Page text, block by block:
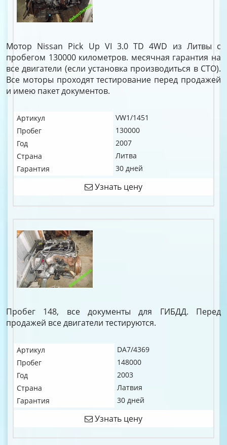
Мотор Nissan Pick Up VI 3.0 TD 4WD из Литвы с
пробегом 130000 километров. месячная гарантия на
все двигатели (если установка производиться в СТО).
Все моторы проходят тестирование перед продажей
и имею пакет документов.
Артикул
VW1/1451
Пробег
130000
Год
2007
Страна
Литва
Гарантия
30 дней
Узнать цену
Пробег 148, все документы для ГИБДД. Перед
продажей все двигатели тестируются.
Артикул
DA7/4369
Пробег
148000
Год
2003
Страна
Латвия
Гарантия
30 дней
Узнать цену